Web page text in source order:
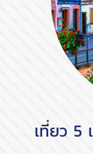
เที่ยว 5